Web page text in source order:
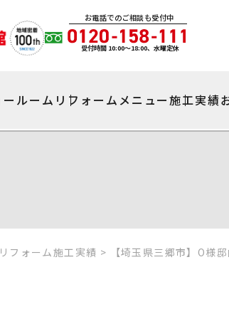
お電話でのご相談も受付中
受付時間 10:00〜18:00、水曜定休
ールーム リフォームメニュー施工実績
リフォーム施工実績 > 【埼玉県三郷市】O様